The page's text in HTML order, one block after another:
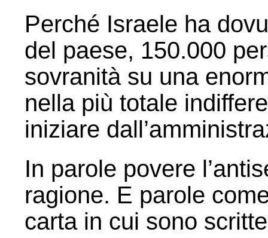
Perché Israele ha
del paese, 150.000
sovranità su una
nella più totale
iniziare
In parole povere
ragione. E parole
carta in cui sono